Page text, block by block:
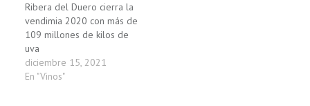
Ribera del Duero cierra la
vendimia 2020 con más de
109 millones de kilos de
uva
diciembre 15, 2021
En "Vinos"